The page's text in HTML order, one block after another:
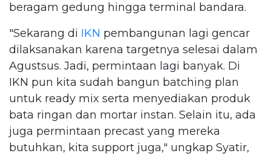
beragam gedung hingga terminal bandara.
"Sekarang di IKN pembangunan lagi gencar
dilaksanakan karena targetnya selesai dalam
Agustsus. Jadi, permintaan lagi banyak. Di
IKN pun kita sudah bangun batching plan
untuk ready mix serta menyediakan produk
bata ringan dan mortar instan. Selain itu, ada
juga permintaan precast yang mereka
butuhkan, kita support juga," ungkap Syatir,